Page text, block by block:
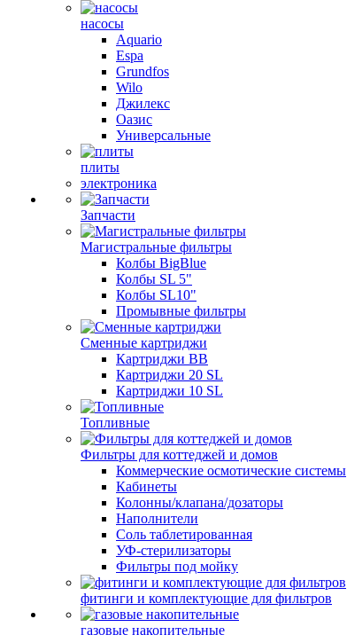
насосы
Aquario
Espa
Grundfos
Wilo
Джилекс
Оазис
Универсальные
плиты
электроника
Запчасти
Магистральные фильтры
Колбы BigBlue
Колбы SL 5"
Колбы SL10"
Промывные фильтры
Сменные картриджи
Картриджи BB
Картриджи 20 SL
Картриджи 10 SL
Топливные
Фильтры для коттеджей и домов
Коммерческие осмотические системы
Кабинеты
Колонны/клапана/дозаторы
Наполнители
Соль таблетированная
УФ-стерилизаторы
Фильтры под мойку
фитинги и комплектующие для фильтров
газовые накопительные